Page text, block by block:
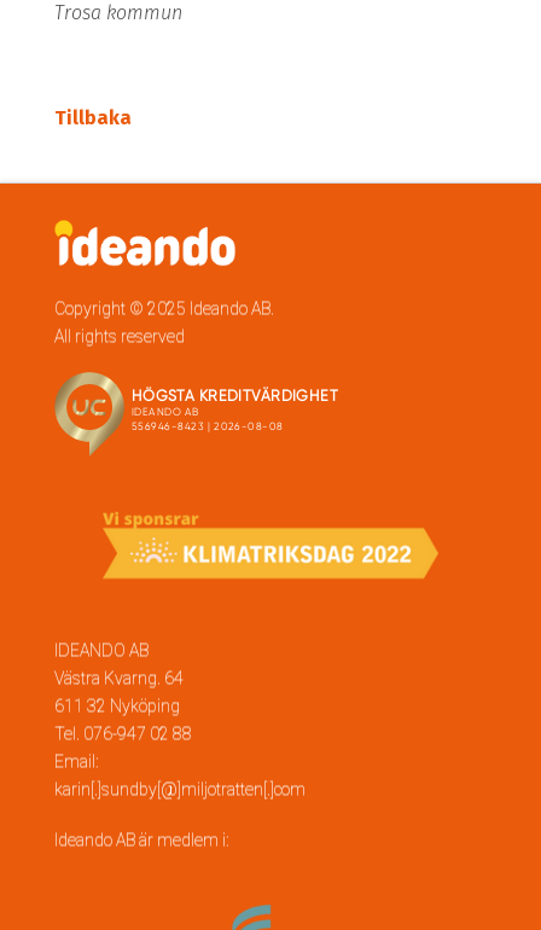
Trosa kommun
Tillbaka
Copyright © 2025 Ideando AB.
All rights reserved
IDEANDO AB
Västra Kvarng. 64
611 32 Nyköping
Tel. 076-947 02 88
Email:
karin[.]sundby[@]miljotratten[.]com
Ideando AB är medlem i: